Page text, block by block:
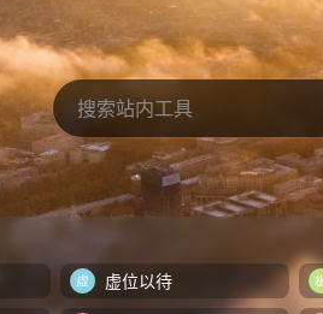
虚位以待